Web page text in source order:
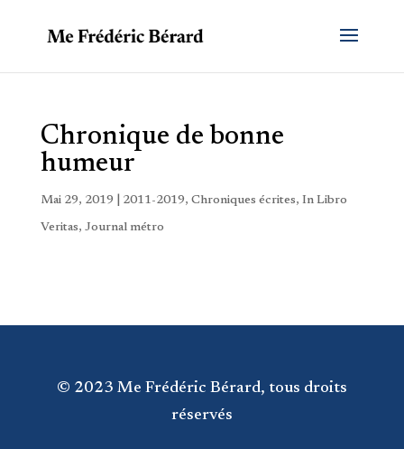
Chronique de bonne
humeur
Mai 29, 2019 2011-2019, Chroniques écrites, In Libro
Veritas, Journal métro
© 2023 Me Frédéric Bérard, tous droits
réservés